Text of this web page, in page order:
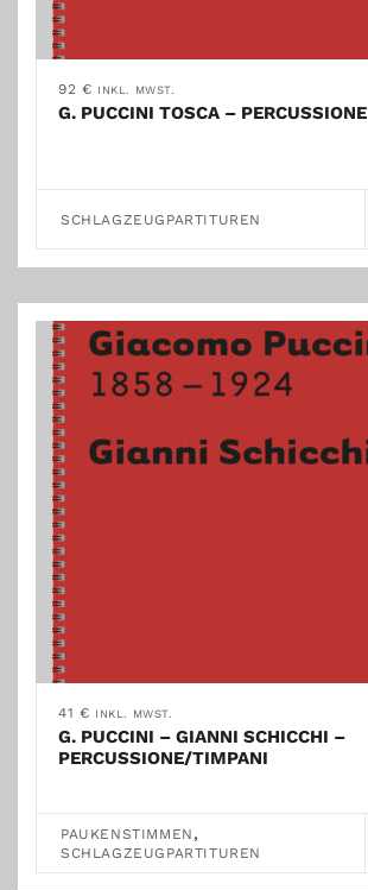
92 € INKL. MWST.
G. PUCCINI TOSCA – PERCUSSIONE
SCHLAGZEUGPARTITUREN
41 € INKL. MWST.
G. PUCCINI – GIANNI SCHICCHI –
PERCUSSIONE/TIMPANI
PAUKENSTIMMEN ,
SCHLAGZEUGPARTITUREN